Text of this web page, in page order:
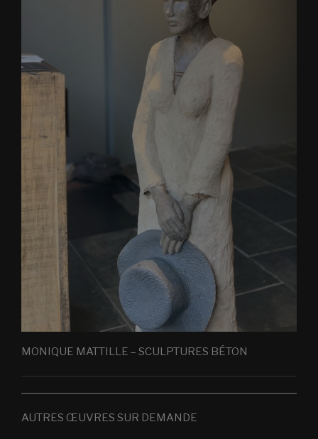
MONIQUE MATTILLE – SCULPTURES BÉTON
AUTRES ŒUVRES SUR DEMANDE